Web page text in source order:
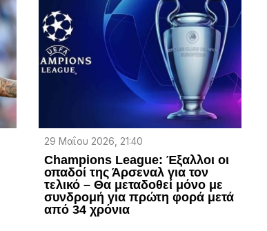
29 Μαΐου 2026, 21:40
Champions League: Έξαλλοι οι
οπαδοί της Άρσεναλ για τον
τελικό – Θα μεταδοθεί μόνο με
συνδρομή για πρώτη φορά μετά
από 34 χρόνια